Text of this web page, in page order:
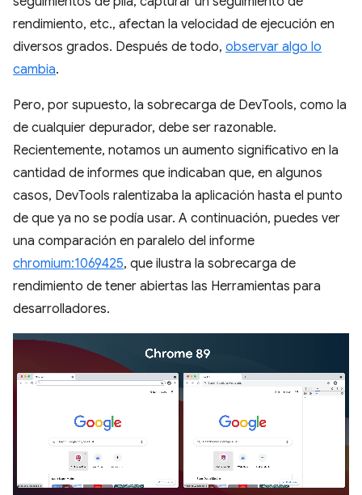
rendimiento, etc., afectan la velocidad de ejecución en
diversos grados. Después de todo, observar algo lo
cambia.
Pero, por supuesto, la sobrecarga de DevTools, como la
de cualquier depurador, debe ser razonable.
Recientemente, notamos un aumento significativo en la
cantidad de informes que indicaban que, en algunos
casos, DevTools ralentizaba la aplicación hasta el punto
de que ya no se podía usar. A continuación, puedes ver
una comparación en paralelo del informe
chromium:1069425, que ilustra la sobrecarga de
rendimiento de tener abiertas las Herramientas para
desarrolladores.